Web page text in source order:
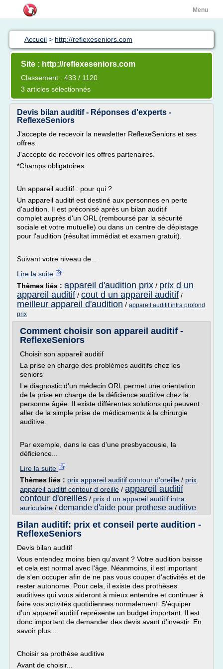
Menu
Accueil > http://reflexeseniors.com
Site : http://reflexeseniors.com
Classement : 433 / 1120
3 articles sélectionnés
Devis bilan auditif - Réponses d'experts -
ReflexeSeniors
J'accepte de recevoir la newsletter ReflexeSeniors et ses
offres.
J'accepte de recevoir les offres partenaires.
*Champs obligatoires
Un appareil auditif : pour qui ?
Un appareil auditif est destiné aux personnes en perte
d'audition. Il est préconisé après un bilan auditif
complet auprès d'un ORL (remboursé par la sécurité
sociale et votre mutuelle) ou dans un centre de dépistage
pour l'audition (résultat immédiat et examen gratuit).
Suivant votre niveau de...
Lire la suite
Thèmes liés : appareil d'audition prix / prix d un
appareil auditif / cout d un appareil auditif /
meilleur appareil d'audition / appareil auditif intra profond
prix
Comment choisir son appareil auditif -
ReflexeSeniors
Choisir son appareil auditif
La prise en charge des problèmes auditifs chez les
seniors
Le diagnostic d'un médecin ORL permet une orientation
de la prise en charge de la déficience auditive chez la
personne âgée. Il existe différentes solutions qui peuvent
aller de la simple prise de médicaments à la chirurgie
auditive.
Par exemple, dans le cas d'une presbyacousie, la
déficience...
Lire la suite
Thèmes liés : prix appareil auditif contour d'oreille / prix
appareil auditif contour d oreille / appareil auditif
contour d'oreilles / prix d un appareil auditif intra
auriculaire / demande d'aide pour prothese auditive
Bilan auditif: prix et conseil perte audition -
ReflexeSeniors
Devis bilan auditif
Vous entendez moins bien qu'avant ? Votre audition baisse
et cela est normal avec l'âge. Néanmoins, il est important
de s'en occuper afin de ne pas vous couper d'activités et de
rester autonome. Pour cela, il existe des prothèses
auditives qui vous aideront à mieux entendre et continuer à
faire vos activités quotidiennes normalement. S'équiper
d'un appareil auditif représente un budget important. Il est
donc important de demander des devis avant d'investir. En
savoir plus...
Choisir sa prothèse auditive
Avant de choisir...